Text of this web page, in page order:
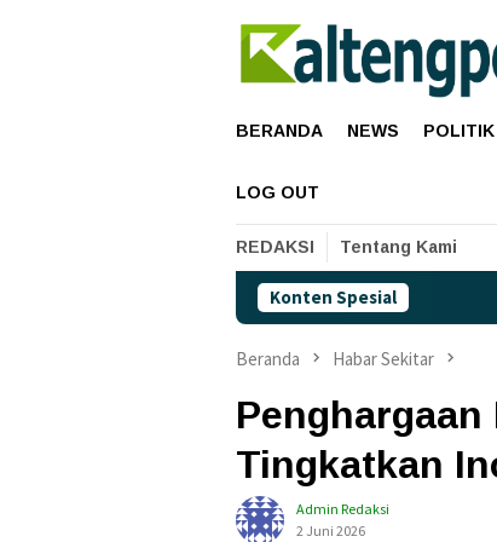
BERANDA NEWS
LOG OUT
REDAKSI Tentang Kami
Konten Spesial
Beranda Habar Sekitar
Tingkatkan
Admin Redaksi
2 Juni 2026